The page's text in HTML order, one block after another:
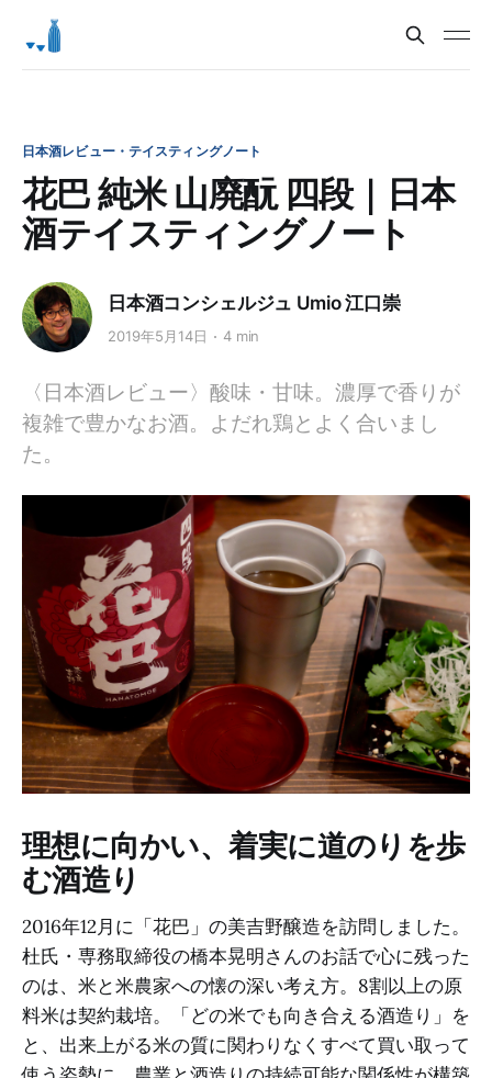
日本酒レビュー・テイスティングノート
花巴 純米 山廃酛 四段｜日本
酒テイスティングノート
日本酒コンシェルジュ Umio 江口崇
2019年5月14日 4 min
〈日本酒レビュー〉酸味・甘味。濃厚で香りが
複雑で豊かなお酒。よだれ鶏とよく合いまし
た。
理想に向かい、着実に道のりを歩
む酒造り
2016年12月に「花巴」の美吉野醸造を訪問しました。
杜氏・専務取締役の橋本晃明さんのお話で心に残った
のは、米と米農家への懐の深い考え方。8割以上の原
料米は契約栽培。「どの米でも向き合える酒造り」を
と、出来上がる米の質に関わりなくすべて買い取って